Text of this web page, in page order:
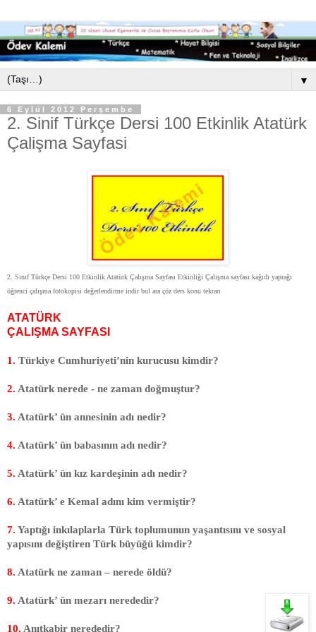
▼
6 Eylül 2012 Perşembe
2. Sinif Türkçe Dersi 100 Etkinlik Atatürk
Çalişma Sayfasi
2. Sınıf Türkçe Dersi 100 Etkinlik Atatürk Çalışma Sayfası Etkinliği Çalışma sayfası kağıdı yaprağı
öğrenci çalışma fotokopisi değerlendirme indir bul ara çöz ders konu tekrarı
ATATÜRK
ÇALIŞMA SAYFASI
1. Türkiye Cumhuriyeti’nin kurucusu kimdir?
2. Atatürk nerede - ne zaman doğmuştur?
3. Atatürk’ ün annesinin adı nedir?
4. Atatürk’ ün babasının adı nedir?
5. Atatürk’ ün kız kardeşinin adı nedir?
6. Atatürk’ e Kemal adını kim vermiştir?
7. Yaptığı inkılaplarla Türk toplumunun yaşantısını ve sosyal
yapısını değiştiren Türk büyüğü kimdir?
8. Atatürk ne zaman – nerede öldü?
9. Atatürk’ ün mezarı nerededir?
10. Anıtkabir nerededir?